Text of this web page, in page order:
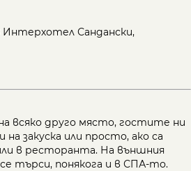
Сандански,
всяко друго място, гостите ни
закуска или просто, ако са
в ресторанта. На външния
търси, понякога и в СПА-то.